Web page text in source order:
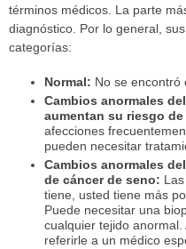
términos médicos. La parte
diagnóstico. Por lo general,
categorías:
Normal: No se encontró
Cambios anormales
aumentan su riesgo
afecciones
pueden necesitar
Cambios anormales
de cáncer de seno:
tiene, usted tiene más
Puede necesitar una
cualquier tejido
referirle a un médico